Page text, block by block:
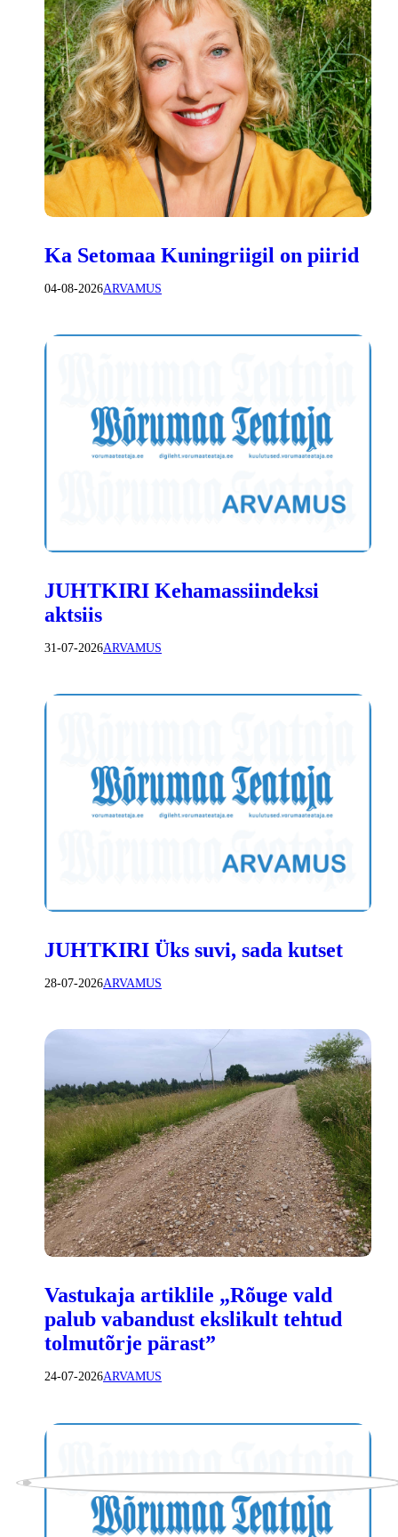
Ka Setomaa Kuningriigil on piirid
04-08-2026ARVAMUS
JUHTKIRI Kehamassiindeksi
aktsiis
31-07-2026ARVAMUS
JUHTKIRI Üks suvi, sada kutset
28-07-2026ARVAMUS
Vastukaja artiklile „Rõuge vald
palub vabandust ekslikult tehtud
tolmutõrje pärast”
24-07-2026ARVAMUS